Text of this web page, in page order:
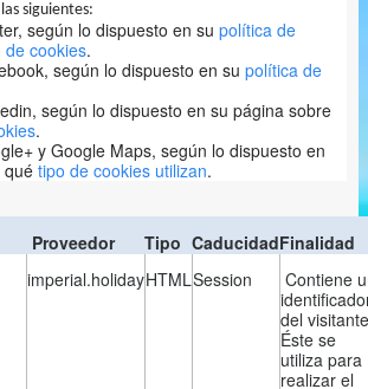
siguientes:
según lo dispuesto en su política de
cookies.
según lo dispuesto en su política de
según lo dispuesto en su página sobre
.
y Google Maps, según lo dispuesto en
qué tipo de cookies utilizan.
Proveedor Tipo CaducidadFinalidad
imperial.holidayHTMLSession
Contiene
del
Éste se
utiliza para
realizar el